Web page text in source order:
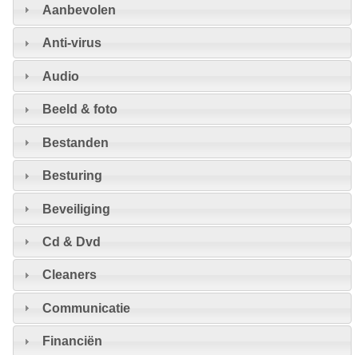
Aanbevolen
Anti-virus
Audio
Beeld & foto
Bestanden
Besturing
Beveiliging
Cd & Dvd
Cleaners
Communicatie
Financiën